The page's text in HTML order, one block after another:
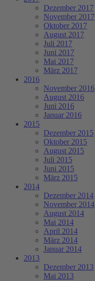
Dezember 2017
November 2017
Oktober 2017
August 2017
Juli 2017
Juni 2017
Mai 2017
März 2017
2016
November 2016
August 2016
Juni 2016
Januar 2016
2015
Dezember 2015
Oktober 2015
August 2015
Juli 2015
Juni 2015
März 2015
2014
Dezember 2014
November 2014
August 2014
Mai 2014
April 2014
März 2014
Januar 2014
2013
Dezember 2013
Mai 2013